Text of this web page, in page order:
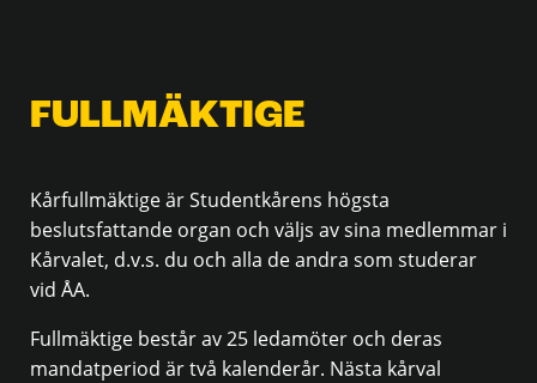
FULLMÄKTIGE
Kårfullmäktige är Studentkårens högsta
beslutsfattande organ och väljs av sina medlemmar i
Kårvalet, d.v.s. du och alla de andra som studerar
vid ÅA.
Fullmäktige består av 25 ledamöter och deras
mandatperiod är två kalenderår. Nästa kårval